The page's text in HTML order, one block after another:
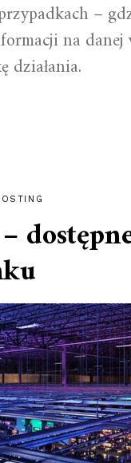
–
na
działania.